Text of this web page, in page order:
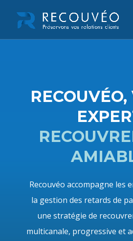
Recouvéo accompagne les
la gestion des retards de
une stratégie de
multicanale, progressive et